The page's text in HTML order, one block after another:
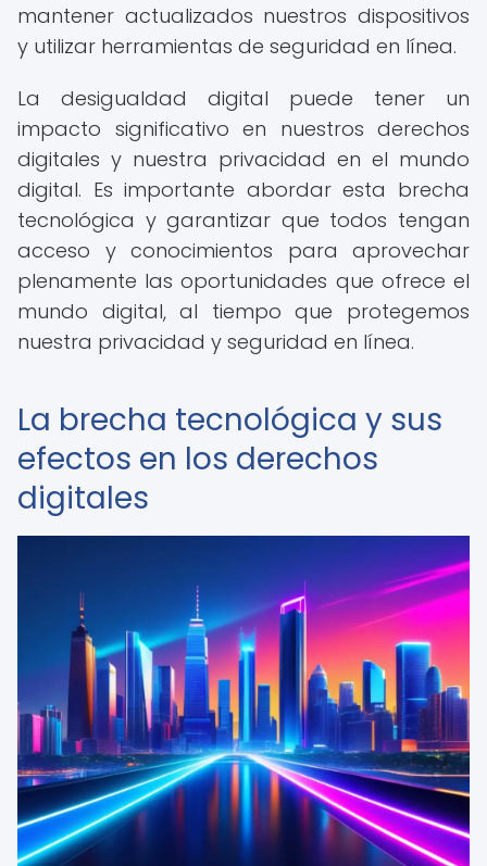
mantener actualizados nuestros dispositivos
y utilizar herramientas de seguridad en línea.
La desigualdad digital puede tener un
impacto significativo en nuestros derechos
digitales y nuestra privacidad en el mundo
digital. Es importante abordar esta brecha
tecnológica y garantizar que todos tengan
acceso y conocimientos para aprovechar
plenamente las oportunidades que ofrece el
mundo digital, al tiempo que protegemos
nuestra privacidad y seguridad en línea.
La brecha tecnológica y sus
efectos en los derechos
digitales